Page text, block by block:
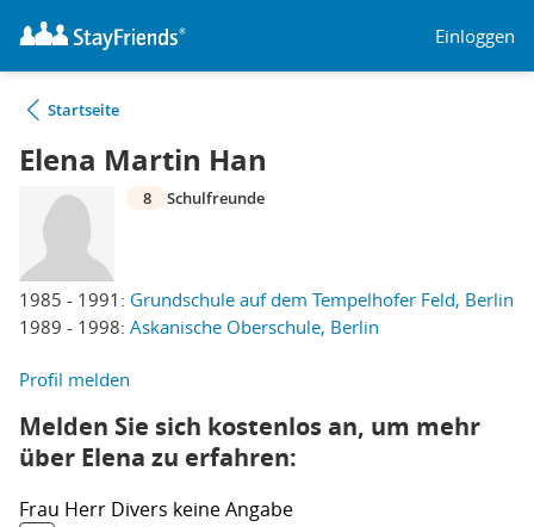
Einloggen
Startseite
Elena Martin Han
1985 - 1991: Grundschule auf dem Tempelhofer Feld, Berlin
1989 - 1998: Askanische Oberschule, Berlin
8 Schulfreunde
Profil melden
Melden Sie sich kostenlos an, um mehr
über Elena zu erfahren:
Frau Herr Divers keine Angabe